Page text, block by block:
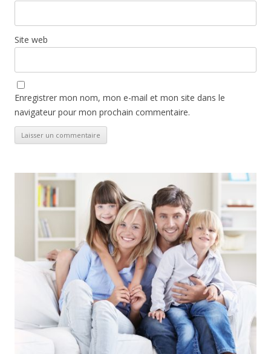
Site web
Enregistrer mon nom, mon e-mail et mon site dans le
navigateur pour mon prochain commentaire.